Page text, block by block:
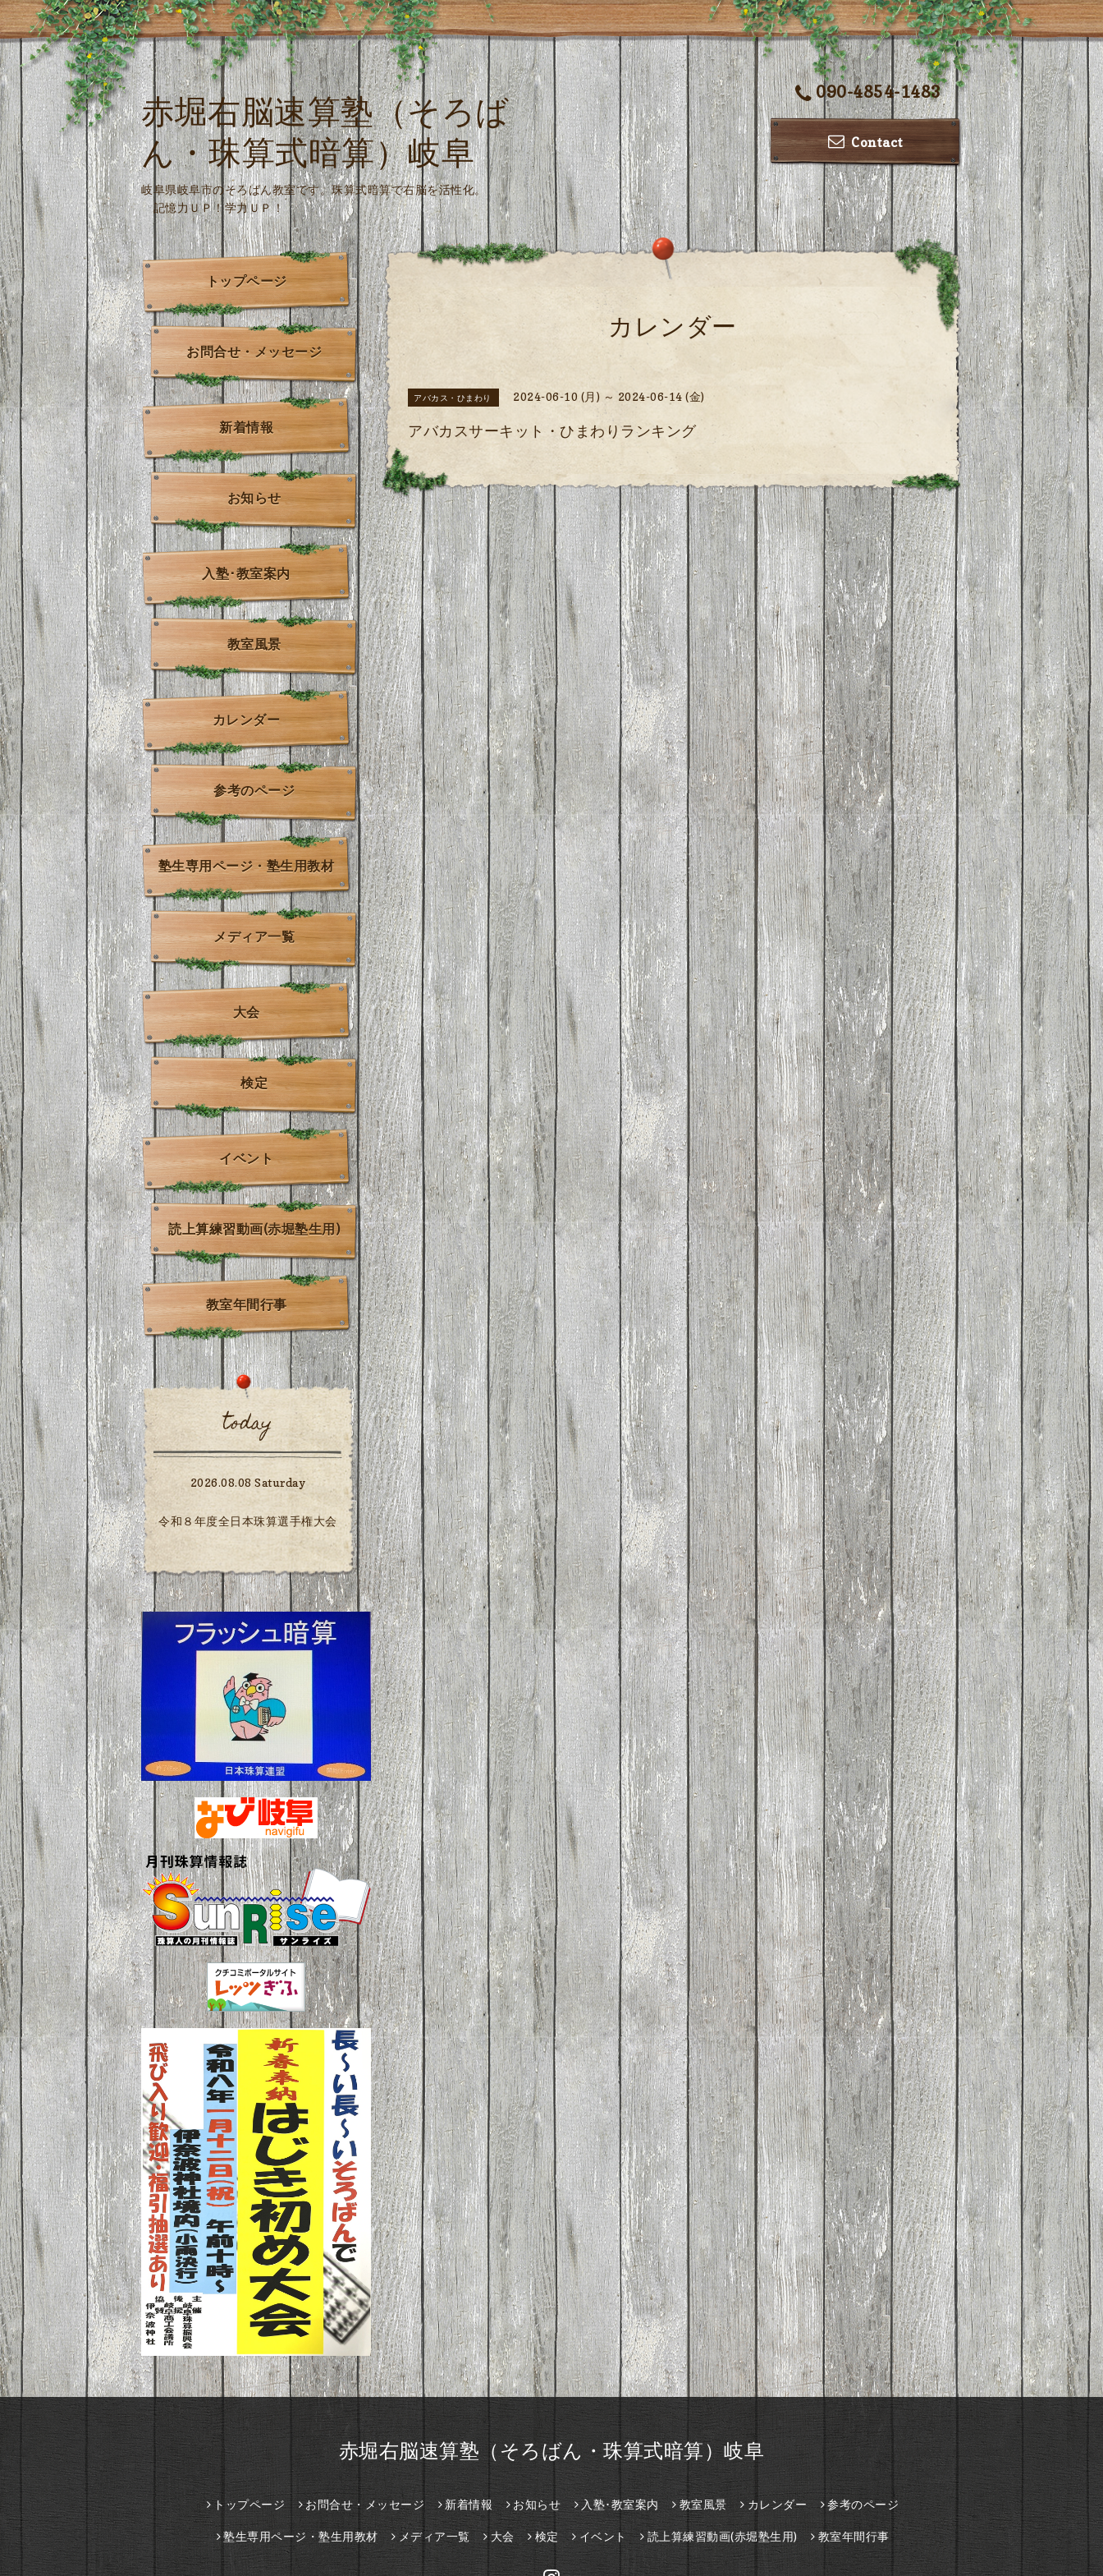
090-4854-1483
Contact
赤堀右脳速算塾（そろば
ん・珠算式暗算）岐阜
岐阜県岐阜市のそろばん教室です。珠算式暗算で右脳を活性化。
記憶力ＵＰ！学力ＵＰ！
カレンダー
アバカス・ひまわり 2024-06-10 (月) ～ 2024-06-14 (金)
アバカスサーキット・ひまわりランキング
トップページ
お問合せ・メッセージ
新着情報
お知らせ
入塾･教室案内
教室風景
カレンダー
参考のページ
塾生専用ページ・塾生用教材
メディア一覧
大会
検定
イベント
読上算練習動画(赤堀塾生用)
教室年間行事
today
2026.08.08 Saturday
令和８年度全日本珠算選手権大会
赤堀右脳速算塾（そろばん・珠算式暗算）岐阜
トップページ お問合せ・メッセージ 新着情報 お知らせ 入塾･教室案内 教室風景 カレンダー 参考のページ
塾生専用ページ・塾生用教材 メディア一覧 大会 検定 イベント 読上算練習動画(赤堀塾生用) 教室年間行事